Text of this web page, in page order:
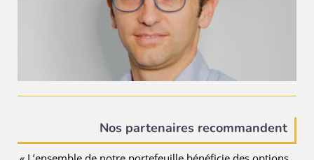
Nos partenaires recommandent